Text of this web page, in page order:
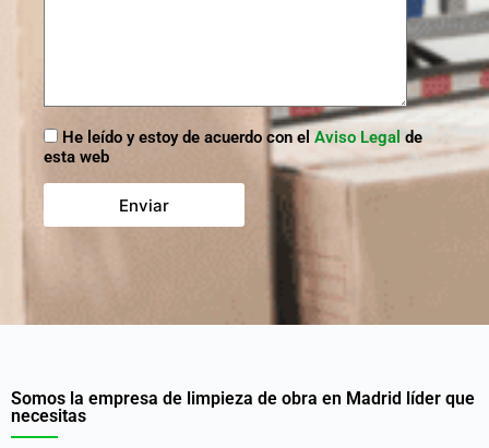
He leído y estoy de acuerdo con el Aviso Legal de
esta web
Somos la empresa de limpieza de obra en Madrid líder que
necesitas